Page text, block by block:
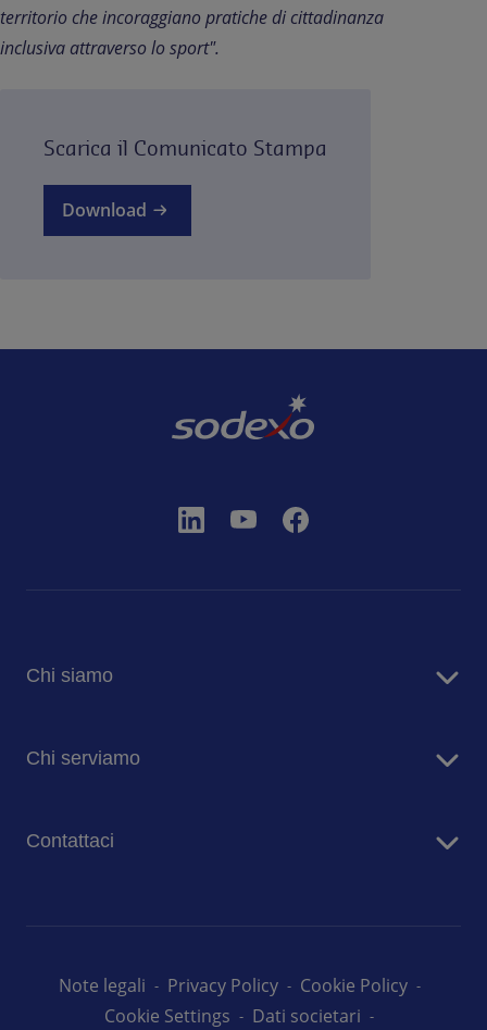
territorio che incoraggiano pratiche di cittadinanza
inclusiva attraverso lo sport".
Scarica il Comunicato Stampa
Download
Chi siamo
Sostenibilità
Comunicati stampa
Chi serviamo
Case di risposo
Università
Contattaci
Note legali Privacy Policy
Cookie Policy
Cookie Settings
Dati societari